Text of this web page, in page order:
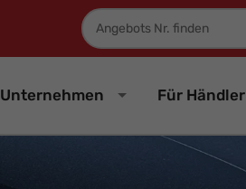
Fahrzeugnummer
Unternehmen Für Händler